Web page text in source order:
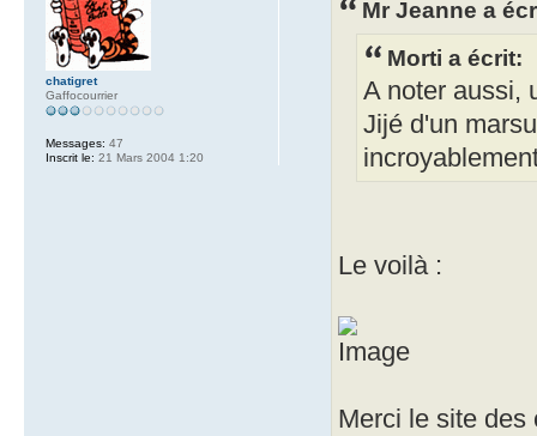
Mr Jeanne a
Morti a écrit:
A noter aussi,
Jijé d'un
Le voilà :
Merci le site des
chatigret
Gaffocourrier
Messages: 47
Inscrit le: 21 Mars 2004 1:20